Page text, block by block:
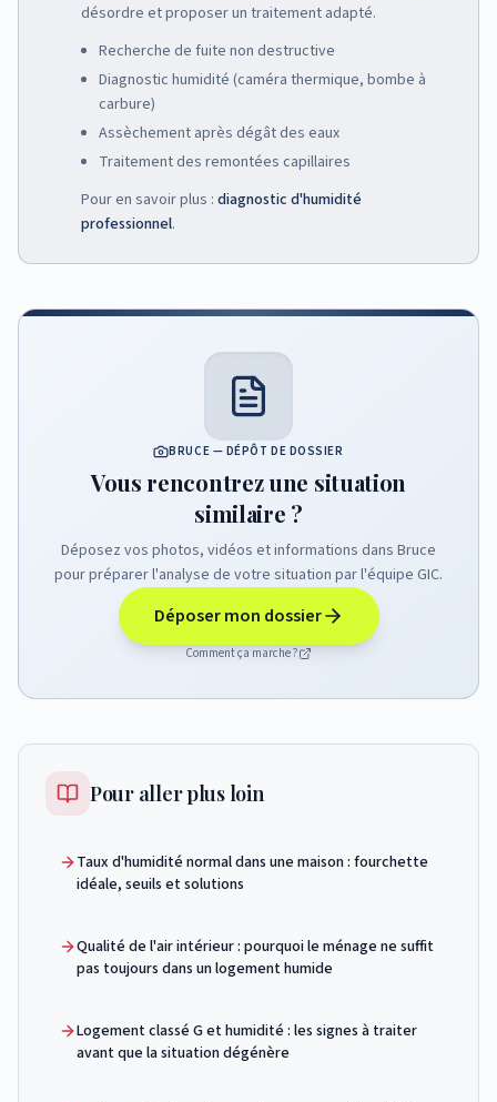
désordre et proposer un traitement adapté.
Recherche de fuite non destructive
Diagnostic humidité (caméra thermique, bombe à
carbure)
Assèchement après dégât des eaux
Traitement des remontées capillaires
Pour en savoir plus : diagnostic d'humidité
professionnel.
BRUCE — DÉPÔT DE DOSSIER
Vous rencontrez une situation
similaire ?
Déposez vos photos, vidéos et informations dans Bruce
pour préparer l'analyse de votre situation par l'équipe GIC.
Déposer mon dossier
Comment ça marche ?
Pour aller plus loin
Taux d'humidité normal dans une maison : fourchette
idéale, seuils et solutions
Qualité de l'air intérieur : pourquoi le ménage ne suffit
pas toujours dans un logement humide
Logement classé G et humidité : les signes à traiter
avant que la situation dégénère